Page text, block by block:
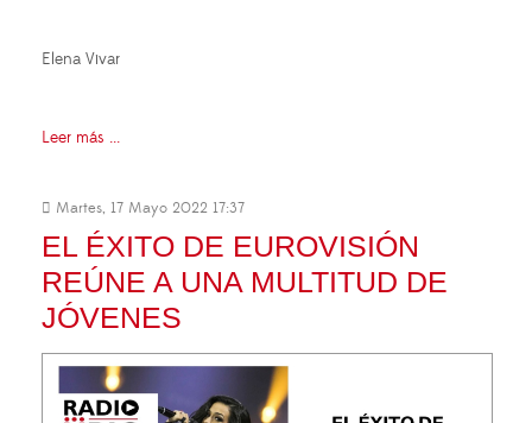
Elena Vivar
Leer más ...
Martes, 17 Mayo 2022 17:37
EL ÉXITO DE EUROVISIÓN
REÚNE A UNA MULTITUD DE
JÓVENES